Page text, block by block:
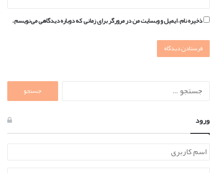
ذخیره نام، ایمیل و وبسایت من در مرورگر برای زمانی که دوباره دیدگاهی می‌نویسم.
جستجو
ورود